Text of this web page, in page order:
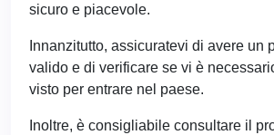
sicuro e piacevole.
Innanzitutto, assicuratevi di avere un
valido e di verificare se vi è
visto per entrare nel paese.
Inoltre, è consigliabile consultare il